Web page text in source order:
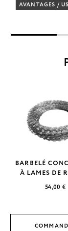
AVANTAGES /
BARBELÉ
À LAMES DE
POUR UNE
HAUTE
54,00€